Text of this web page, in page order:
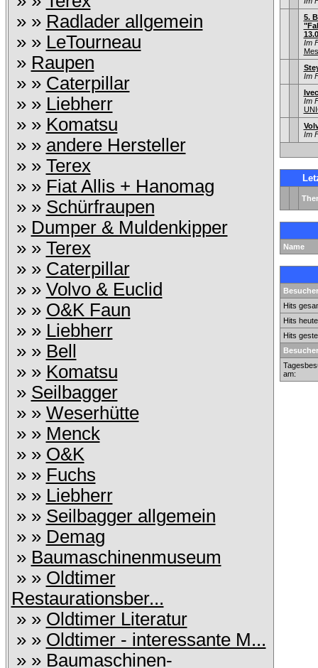
» » Radlader allgemein
» » LeTourneau
» Raupen
» » Caterpillar
» » Liebherr
» » Komatsu
» » andere Hersteller
» » Terex
» » Fiat Allis + Hanomag
» » Schürfraupen
» Dumper & Muldenkipper
» » Terex
» » Caterpillar
» » Volvo & Euclid
» » O&K Faun
» » Liebherr
» » Bell
» » Komatsu
» Seilbagger
» » Weserhütte
» » Menck
» » O&K
» » Fuchs
» » Liebherr
» » Seilbagger allgemein
» » Demag
» Baumaschinenmuseum
» » Oldtimer
Restaurationsber...
» » Oldtimer Literatur
» » Oldtimer - interessante M...
» » Baumaschinen-
5.
Im
Im
Im
Im
Name
Hits
Hits
Hits
am: